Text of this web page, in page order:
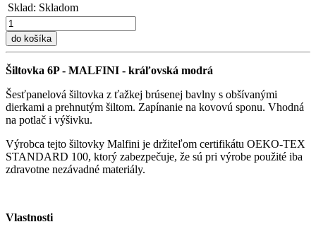
Sklad: Skladom
do košíka
Šiltovka 6P - MALFINI - kráľovská modrá
Šesťpanelová šiltovka z ťažkej brúsenej bavlny s obšívanými
dierkami a prehnutým šiltom. Zapínanie na kovovú sponu. Vhodná
na potlač i výšivku.
Výrobca tejto šiltovky Malfini je držiteľom certifikátu OEKO-TEX
STANDARD 100, ktorý zabezpečuje, že sú pri výrobe použité iba
zdravotne nezávadné materiály.
Vlastnosti